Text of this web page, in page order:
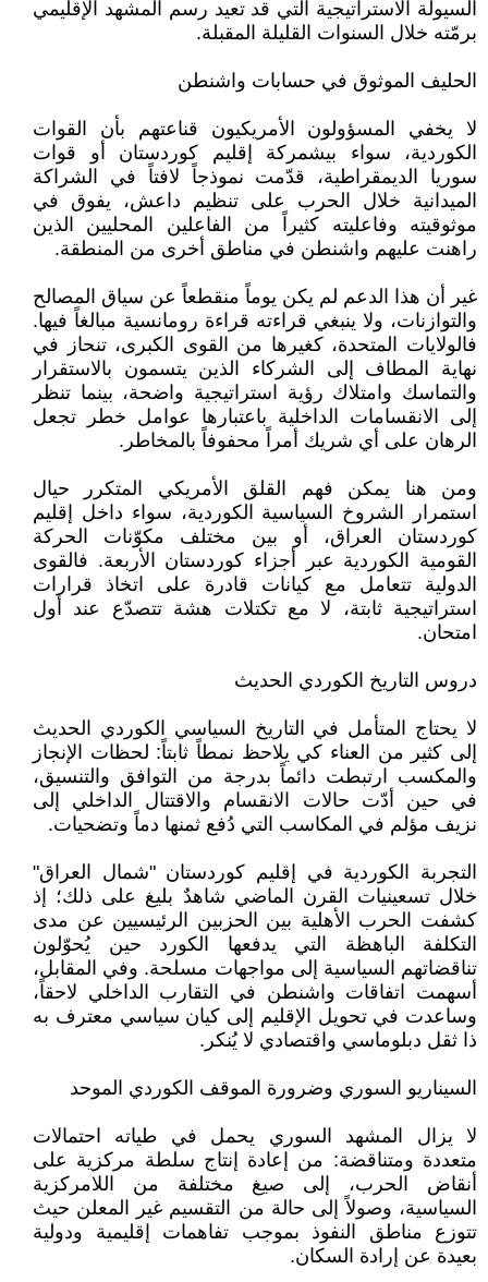
السيولة الاستراتيجية التي قد تعيد رسم المشهد الإقليمي
برمّته خلال السنوات القليلة المقبلة.
الحليف الموثوق في حسابات واشنطن
لا يخفي المسؤولون الأمريكيون قناعتهم بأن القوات
الكوردية، سواء بيشمركة إقليم كوردستان أو قوات
سوريا الديمقراطية، قدّمت نموذجاً لافتاً في الشراكة
الميدانية خلال الحرب على تنظيم داعش، يفوق في
موثوقيته وفاعليته كثيراً من الفاعلين المحليين الذين
راهنت عليهم واشنطن في مناطق أخرى من المنطقة.
غير أن هذا الدعم لم يكن يوماً منقطعاً عن سياق المصالح
والتوازنات، ولا ينبغي قراءته قراءة رومانسية مبالغاً فيها.
فالولايات المتحدة، كغيرها من القوى الكبرى، تنحاز في
نهاية المطاف إلى الشركاء الذين يتسمون بالاستقرار
والتماسك وامتلاك رؤية استراتيجية واضحة، بينما تنظر
إلى الانقسامات الداخلية باعتبارها عوامل خطر تجعل
الرهان على أي شريك أمراً محفوفاً بالمخاطر.
ومن هنا يمكن فهم القلق الأمريكي المتكرر حيال
استمرار الشروخ السياسية الكوردية، سواء داخل إقليم
كوردستان العراق، أو بين مختلف مكوّنات الحركة
القومية الكوردية عبر أجزاء كوردستان الأربعة. فالقوى
الدولية تتعامل مع كيانات قادرة على اتخاذ قرارات
استراتيجية ثابتة، لا مع تكتلات هشة تتصدّع عند أول
امتحان.
دروس التاريخ الكوردي الحديث
لا يحتاج المتأمل في التاريخ السياسي الكوردي الحديث
إلى كثير من العناء كي يلاحظ نمطاً ثابتاً: لحظات الإنجاز
والمكسب ارتبطت دائماً بدرجة من التوافق والتنسيق،
في حين أدّت حالات الانقسام والاقتتال الداخلي إلى
نزيف مؤلم في المكاسب التي دُفع ثمنها دماً وتضحيات.
التجربة الكوردية في إقليم كوردستان "شمال العراق"
خلال تسعينيات القرن الماضي شاهدٌ بليغ على ذلك؛ إذ
كشفت الحرب الأهلية بين الحزبين الرئيسيين عن مدى
التكلفة الباهظة التي يدفعها الكورد حين يُحوّلون
تناقضاتهم السياسية إلى مواجهات مسلحة. وفي المقابل،
أسهمت اتفاقات واشنطن في التقارب الداخلي لاحقاً،
وساعدت في تحويل الإقليم إلى كيان سياسي معترف به
ذا ثقل دبلوماسي واقتصادي لا يُنكر.
السيناريو السوري وضرورة الموقف الكوردي الموحد
لا يزال المشهد السوري يحمل في طياته احتمالات
متعددة ومتناقضة: من إعادة إنتاج سلطة مركزية على
أنقاض الحرب، إلى صيغ مختلفة من اللامركزية
السياسية، وصولاً إلى حالة من التقسيم غير المعلن حيث
تتوزع مناطق النفوذ بموجب تفاهمات إقليمية ودولية
بعيدة عن إرادة السكان.